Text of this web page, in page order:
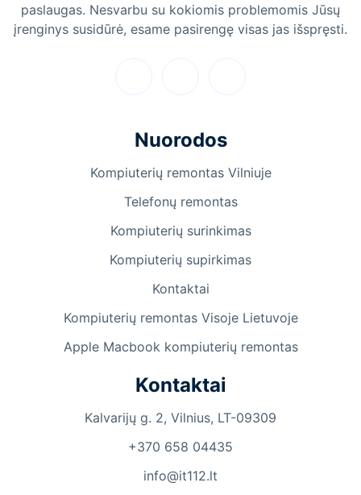
paslaugas. Nesvarbu su kokiomis problemomis Jūsų
įrenginys susidūrė, esame pasirengę visas jas išspręsti.
Nuorodos
Kompiuterių remontas Vilniuje
Telefonų remontas
Kompiuterių surinkimas
Kompiuterių supirkimas
Kontaktai
Kompiuterių remontas Visoje Lietuvoje
Apple Macbook kompiuterių remontas
Kontaktai
Kalvarijų g. 2, Vilnius, LT-09309
+370 658 04435
info@it112.lt